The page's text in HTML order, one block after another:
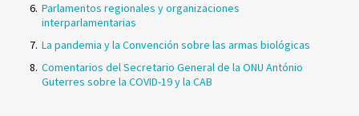
Parlamentos regionales y organizaciones
interparlamentarias
La pandemia y la Convención sobre las armas biológicas
Comentarios del Secretario General de la ONU António
Guterres sobre la COVID-19 y la CAB